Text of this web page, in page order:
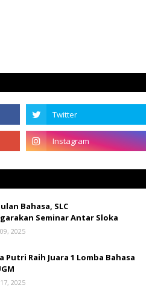
Bahasa, SLC
Seminar Antar Sloka
2025
Putri Raih Juara 1 Lomba Bahasa
2025